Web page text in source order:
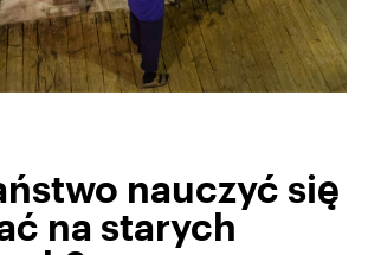
nauczyć się
na starych